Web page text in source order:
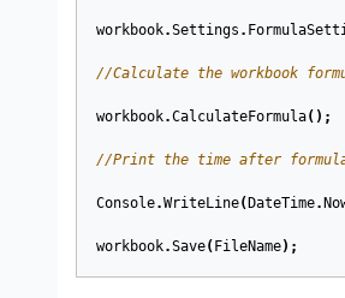
workbook.Settings .
//Calculate the workbook
workbook.CalculateFormula();
//Print the time after
Console.WriteLine( DateTime.
workbook.Save( FileName);